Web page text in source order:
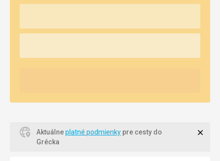
Aktuálneplatné podmienky pre cesty do
Grécka